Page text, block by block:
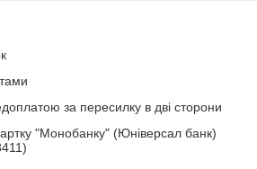
за пересилку в дві сторони
"Монобанку" (Юніверсал банк)